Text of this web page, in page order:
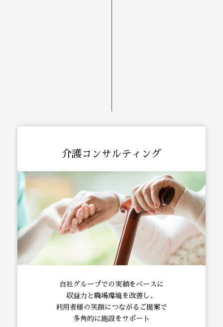
介護コンサルティング
自社グループでの実績をベースに
収益力と職場環境を改善し、
利用者様の笑顔につながるご提案で
多角的に施設をサポート